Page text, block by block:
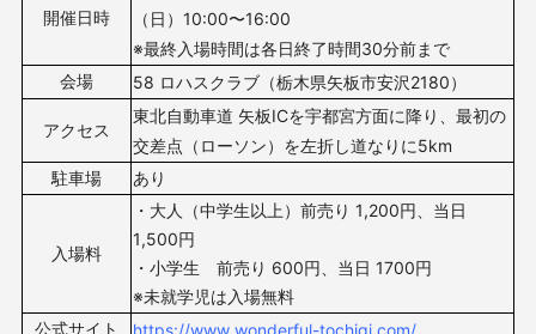
開催日時
（日）10:00〜16:00
※最終入場時間は各日終了時間30分前まで
会場
58 ロハスクラブ（栃木県矢板市安沢2180）
アクセス
東北自動車道 矢板ICを宇都宮方面に降り、最初の
交差点（ローソン）を左折し道なりに5km
駐車場
あり
入場料
・大人（中学生以上）前売り 1,200円、当日
1,500円
・小学生 前売り 600円、当日 1700円
※未就学児は入場無料
公式サイト
https://www.wonderful-tochigi.com/